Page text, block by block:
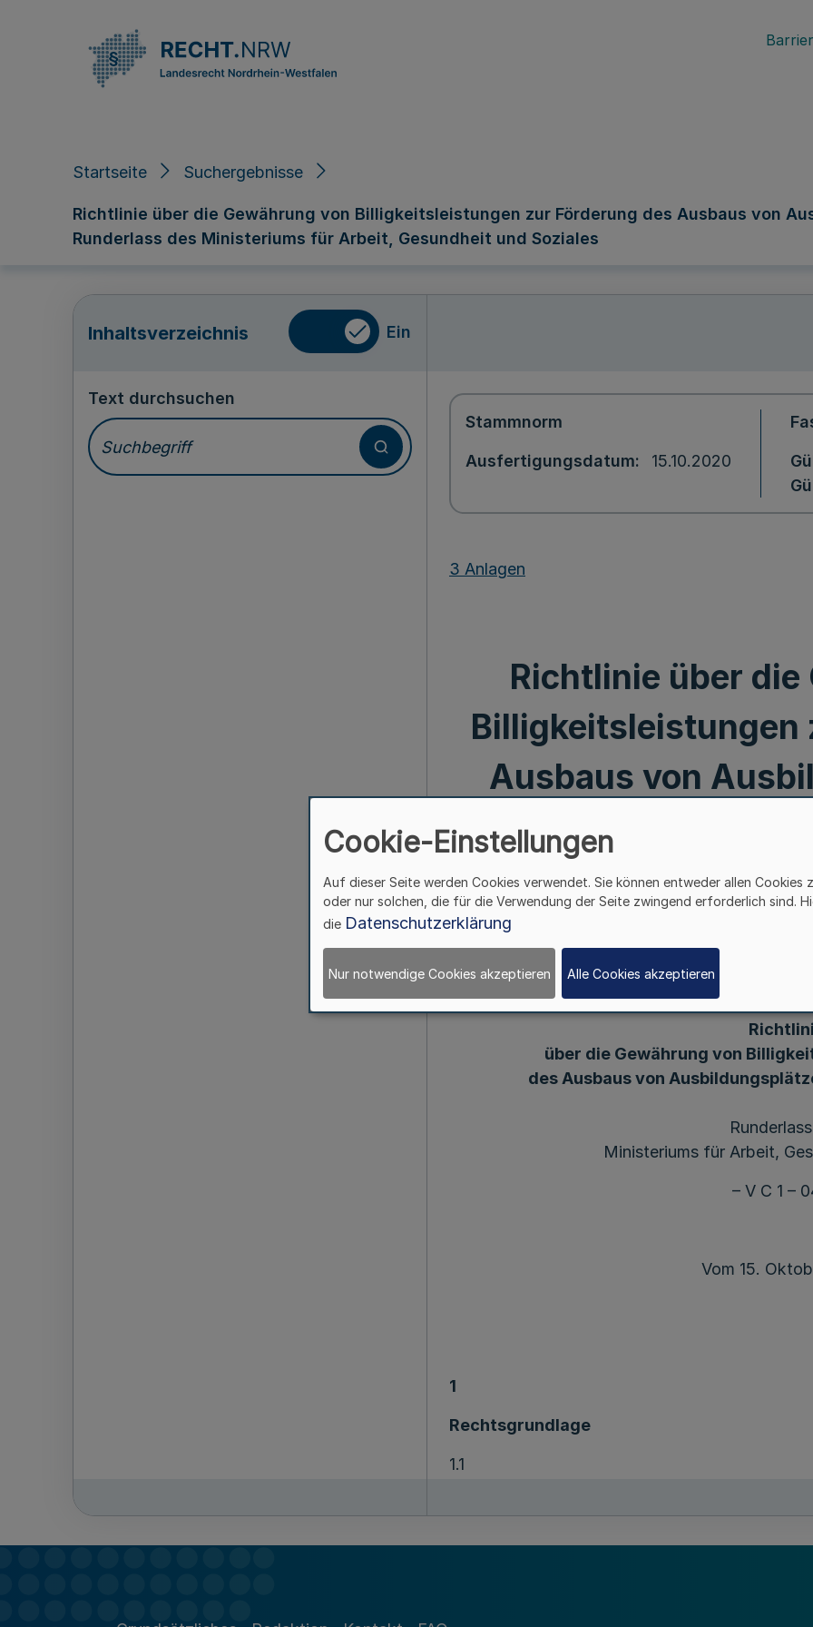
Startseite Suchergebnisse
Richtlinie über die Gewährung von Billigkeitsleistungen zur Förderung des Ausbaus von
Runderlass des Ministeriums für Arbeit, Gesundheit und Soziales
Inhaltsverzeichnis Ein
Text durchsuchen
Stammnorm
Ausfertigungsdatum 15.10.2020
3 Anlagen
Richtlinie über die
Billigkeitsleistungen
Ausbaus von
Pflegeschulen (FRL-
Ministeriums für
über die Gewährung von
des Ausbaus von
Ministeriums für Arbeit,
– V C 1 –
Vom 15.
1
Rechtsgrundlage
1.1
Cookie-Einstellungen
Auf dieser Seite werden Cookies verwendet. Sie können entweder allen Cookies
oder nur solchen, die für die Verwendung der Seite zwingend erforderlich sind.
die Datenschutzerklärung
Nur notwendige Cookies akzeptieren Alle Cookies akzeptieren